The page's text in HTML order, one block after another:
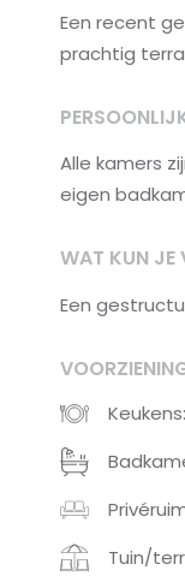
Een recent
prachtig
Alle kamers
eigen
WAT KUN JE
Een
Keukens:
Tuin/